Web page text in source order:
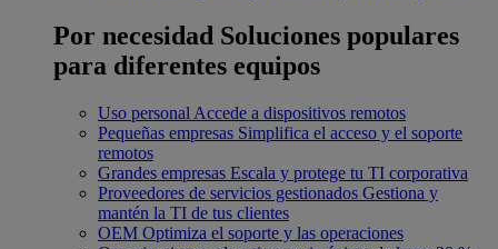
Por necesidad Soluciones populares
para diferentes equipos
Uso personal Accede a dispositivos remotos
Pequeñas empresas Simplifica el acceso y el soporte
remotos
Grandes empresas Escala y protege tu TI corporativa
Proveedores de servicios gestionados Gestiona y
mantén la TI de tus clientes
OEM Optimiza el soporte y las operaciones